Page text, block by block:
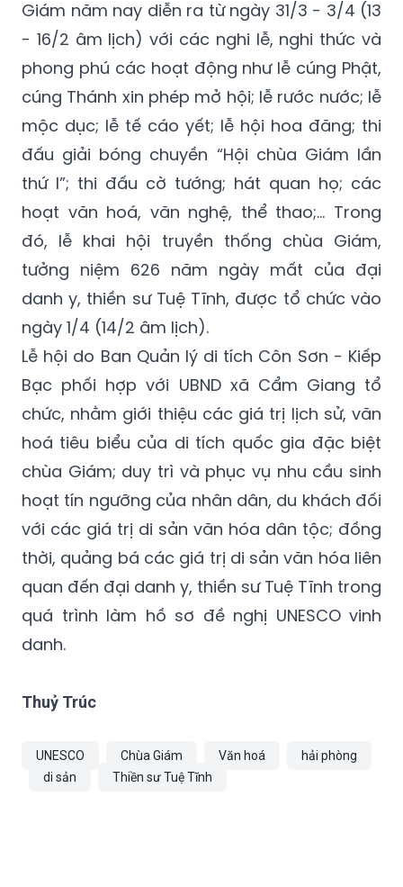
Giám năm nay diễn ra từ ngày 31/3 - 3/4 (13
- 16/2 âm lịch) với các nghi lễ, nghi thức và
phong phú các hoạt động như lễ cúng Phật,
cúng Thánh xin phép mở hội; lễ rước nước; lễ
mộc dục; lễ tế cáo yết; lễ hội hoa đăng; thi
đấu giải bóng chuyền “Hội chùa Giám lần
thứ I”; thi đấu cờ tướng; hát quan họ; các
hoạt văn hoá, văn nghệ, thể thao;… Trong
đó, lễ khai hội truyền thống chùa Giám,
tưởng niệm 626 năm ngày mất của đại
danh y, thiền sư Tuệ Tĩnh, được tổ chức vào
ngày 1/4 (14/2 âm lịch).
Lễ hội do Ban Quản lý di tích Côn Sơn - Kiếp
Bạc phối hợp với UBND xã Cẩm Giang tổ
chức, nhằm giới thiệu các giá trị lịch sử, văn
hoá tiêu biểu của di tích quốc gia đặc biệt
chùa Giám; duy trì và phục vụ nhu cầu sinh
hoạt tín ngưỡng của nhân dân, du khách đối
với các giá trị di sản văn hóa dân tộc; đồng
thời, quảng bá các giá trị di sản văn hóa liên
quan đến đại danh y, thiền sư Tuệ Tĩnh trong
quá trình làm hồ sơ đề nghị UNESCO vinh
danh.
Thuỷ Trúc
UNESCO Chùa Giám Văn hoá
hải phòng
di sản
Thiền sư Tuệ Tĩnh